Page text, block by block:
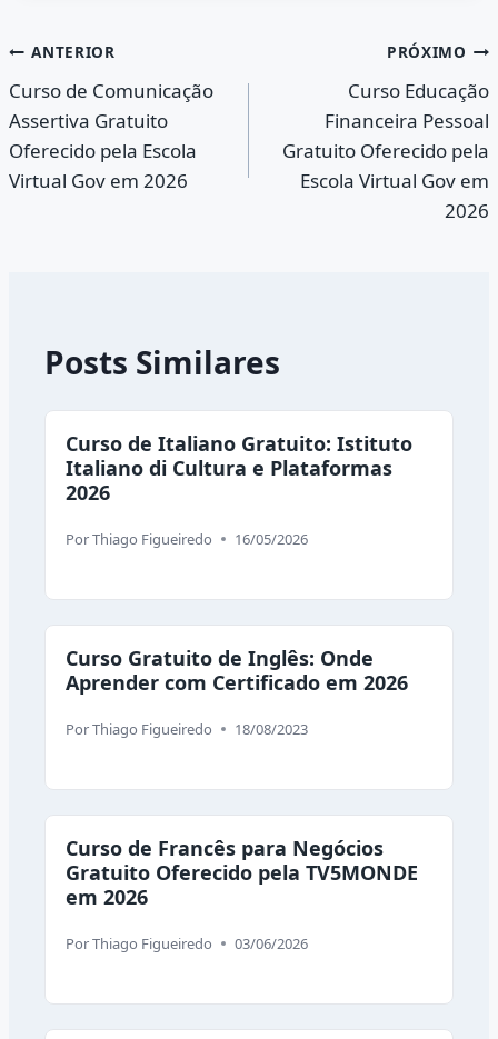
Navegação
de
Post
ANTERIOR
Curso de Comunicação
Assertiva Gratuito
Oferecido pela Escola
Virtual Gov em 2026
PRÓXIMO
Curso Educação
Financeira Pessoal
Gratuito Oferecido pela
Escola Virtual Gov em
2026
Posts Similares
Curso de Italiano Gratuito: Istituto
Italiano di Cultura e Plataformas
2026
PorThiago Figueiredo 16/05/2026
Curso Gratuito de Inglês: Onde
Aprender com Certificado em 2026
PorThiago Figueiredo 18/08/2023
Curso de Francês para Negócios
Gratuito Oferecido pela TV5MONDE
em 2026
PorThiago Figueiredo 03/06/2026